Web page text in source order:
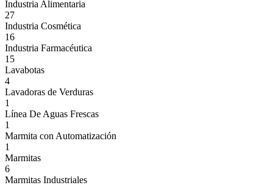
Industria Alimentaria
27
Industria Cosmética
16
Industria Farmacéutica
15
Lavabotas
4
Lavadoras de Verduras
1
Línea De Aguas Frescas
1
Marmita con Automatización
1
Marmitas
6
Marmitas Industriales